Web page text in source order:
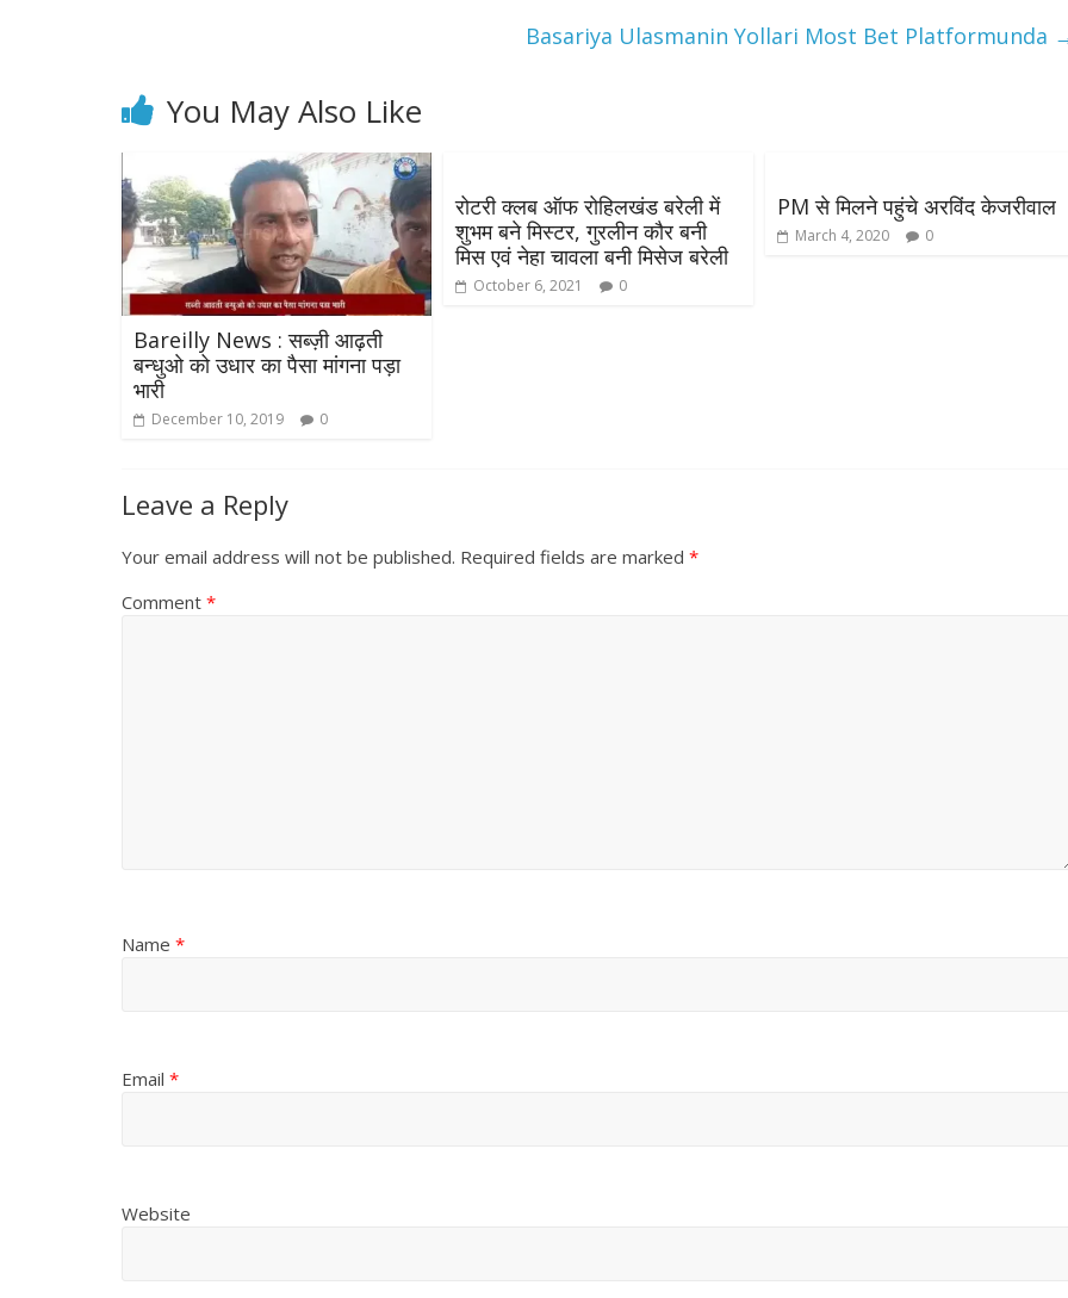
Basariya Ulasmanin Yollari Most Bet Platformunda
You May Also Like
Bareilly News : सब्ज़ी आढ़ती
बन्धुओ को उधार का पैसा मांगना पड़ा
भारी
December 10, 2019 0
रोटरी क्लब ऑफ रोहिलखंड बरेली में
शुभम बने मिस्टर, गुरलीन कौर बनी
मिस एवं नेहा चावला बनी मिसेज बरेली
October 6, 2021 0
PM से मिलने पहुंचे अरविंद केजरीवाल
March 4, 2020 0
Leave a Reply
Your email address will not be published. Required fields are marked *
Comment *
Name *
Email *
Website
समाजवादी पार्टी ने किया महंगाई के
खिलाफ प्रदर्शन